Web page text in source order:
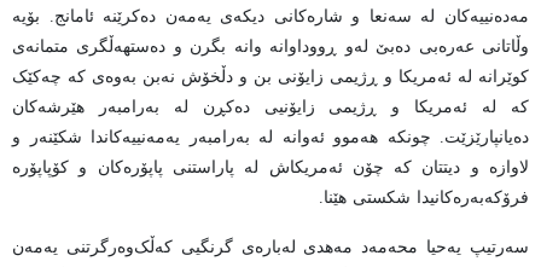
مەدەنییەکان لە سەنعا و شارەکانی دیکەی یەمەن دەکرێنە ئامانج. بۆیە
وڵاتانی عەرەبی دەبێ لەو ڕووداوانە وانە بگرن و دەستهەڵگری متمانەی
کوێرانە لە ئەمریکا و ڕژیمی زایۆنی بن و دڵخۆش نەبن بەوەی کە چەکێک
کە لە ئەمریکا و ڕژیمی زایۆنیی دەکڕن لە بەرامبەر هێرشەکان
دەیانپارێزێت. چونکە هەموو ئەوانە لە بەرامبەر یەمەنییەکاندا شکێنەر و
لاوازە و دیتتان کە چۆن ئەمریکاش لە پاراستنی پاپۆرەکان و کۆپاپۆرە
فرۆکەبەرەکانیدا شکستی هێنا.
سەرتیپ یەحیا محەمەد مەهدی لەبارەی گرنگیی کەڵک‌وەرگرتنی یەمەن